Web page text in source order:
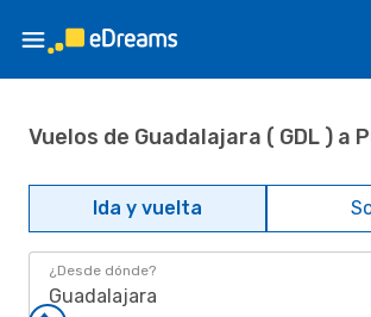
Vuelos de Guadalajara ( GDL ) a
Ida y vuelta
¿Desde dónde?
Guadalajara